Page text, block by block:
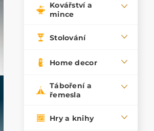
Kovářství a
mince
Stolování
Home decor
Táboření a
řemesla
Hry a knihy